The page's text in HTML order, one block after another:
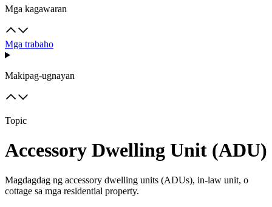
Mga kagawaran
Mga trabaho
Makipag-ugnayan
Topic
Accessory Dwelling Unit (ADU)
Magdagdag ng accessory dwelling units (ADUs), in-law unit, o
cottage sa mga residential property.